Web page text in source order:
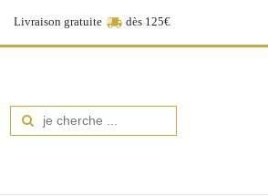
Livraison gratuite dès 125€